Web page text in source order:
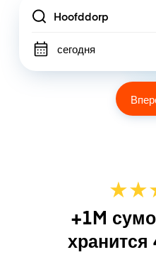
Location
сегодня
★★
+1M
хранится